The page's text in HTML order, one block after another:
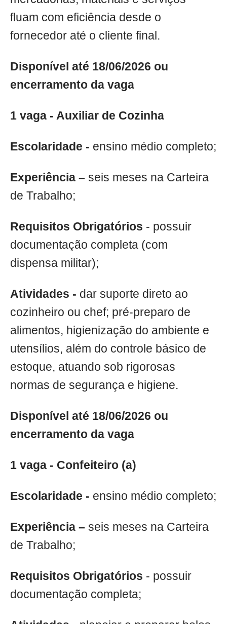
fluam com eficiência desde o
fornecedor até o cliente final.
Disponível até 18/06/2026 ou
encerramento da vaga
1 vaga - Auxiliar de Cozinha
Escolaridade - ensino médio completo;
Experiência – seis meses na Carteira
de Trabalho;
Requisitos Obrigatórios - possuir
documentação completa (com
dispensa militar);
Atividades - dar suporte direto ao
cozinheiro ou chef; pré-preparo de
alimentos, higienização do ambiente e
utensílios, além do controle básico de
estoque, atuando sob rigorosas
normas de segurança e higiene.
Disponível até 18/06/2026 ou
encerramento da vaga
1 vaga - Confeiteiro (a)
Escolaridade - ensino médio completo;
Experiência – seis meses na Carteira
de Trabalho;
Requisitos Obrigatórios - possuir
documentação completa;